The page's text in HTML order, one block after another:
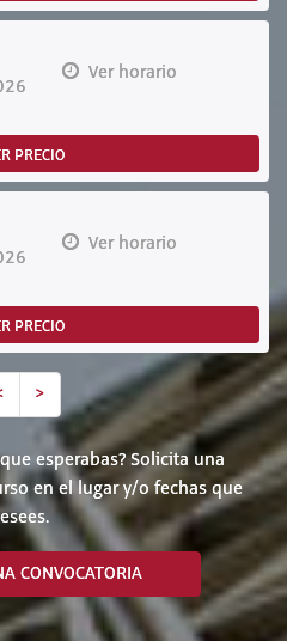
Ver horario
PRECIO
Ver horario
PRECIO
>
esperabas? Solicita una
en el lugar y/o fechas que
CONVOCATORIA